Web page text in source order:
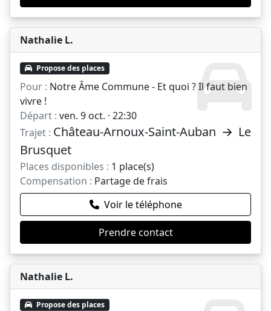
Nathalie L.
Propose des places
Pour : Notre Âme Commune - Et quoi ? Il faut bien
vivre !
Départ : ven. 9 oct. · 22:30
Trajet : Château-Arnoux-Saint-Auban → Le
Brusquet
Places disponibles : 1 place(s)
Compensation : Partage de frais
Voir le téléphone
Prendre contact
Nathalie L.
Propose des places